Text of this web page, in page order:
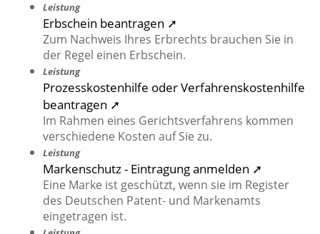
Leistung
Erbschein beantragen ➚
Zum Nachweis Ihres Erbrechts brauchen Sie in
der Regel einen Erbschein.
Leistung
Prozesskostenhilfe oder Verfahrenskostenhilfe
beantragen ➚
Im Rahmen eines Gerichtsverfahrens kommen
verschiedene Kosten auf Sie zu.
Leistung
Markenschutz - Eintragung anmelden ➚
Eine Marke ist geschützt, wenn sie im Register
des Deutschen Patent- und Markenamts
eingetragen ist.